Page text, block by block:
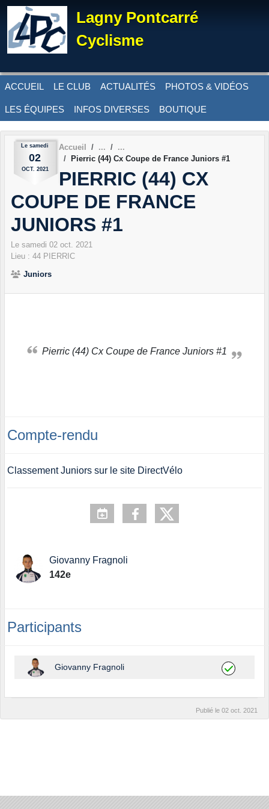
Lagny Pontcarré
Cyclisme
ACCUEIL LE CLUB ACTUALITÉS PHOTOS & VIDÉOS
LES ÉQUIPES INFOS DIVERSES BOUTIQUE
Le samedi
02
OCT. 2021
Accueil
Pierric (44) Cx Coupe de France Juniors #1
PIERRIC (44) CX
COUPE DE FRANCE
JUNIORS #1
Le samedi 02 oct. 2021
Lieu : 44 PIERRIC
Juniors
Pierric (44) Cx Coupe de France Juniors #1
Compte-rendu
Classement Juniors sur le site DirectVélo
Giovanny Fragnoli
142e
Participants
Giovanny Fragnoli
Publié le 02 oct. 2021
Panneau de gestion des cookies